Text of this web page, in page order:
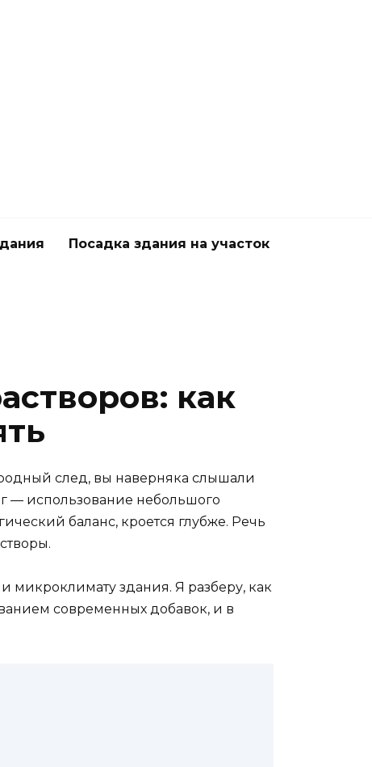
Посадка здания на участок
как
след, вы наверняка слышали
— использование небольшого
баланс, кроется глубже. Речь
микроклимату здания. Я разберу, как
современных добавок, и в